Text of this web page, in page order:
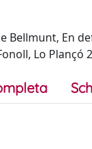
Bellmunt, En
Lo Plançó